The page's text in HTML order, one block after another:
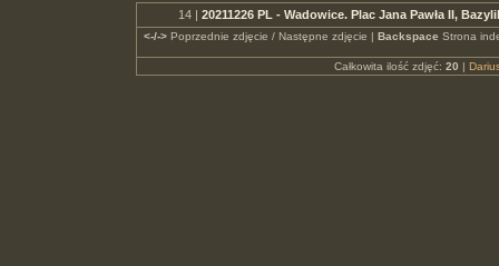
14 | 20211226 PL - Wadowice. Plac Jana Pawła II,
<-/->Poprzednie zdjęcie / Następne zdjęcie | Backspace Strona
Całkowita ilość zdjęć: 20 |